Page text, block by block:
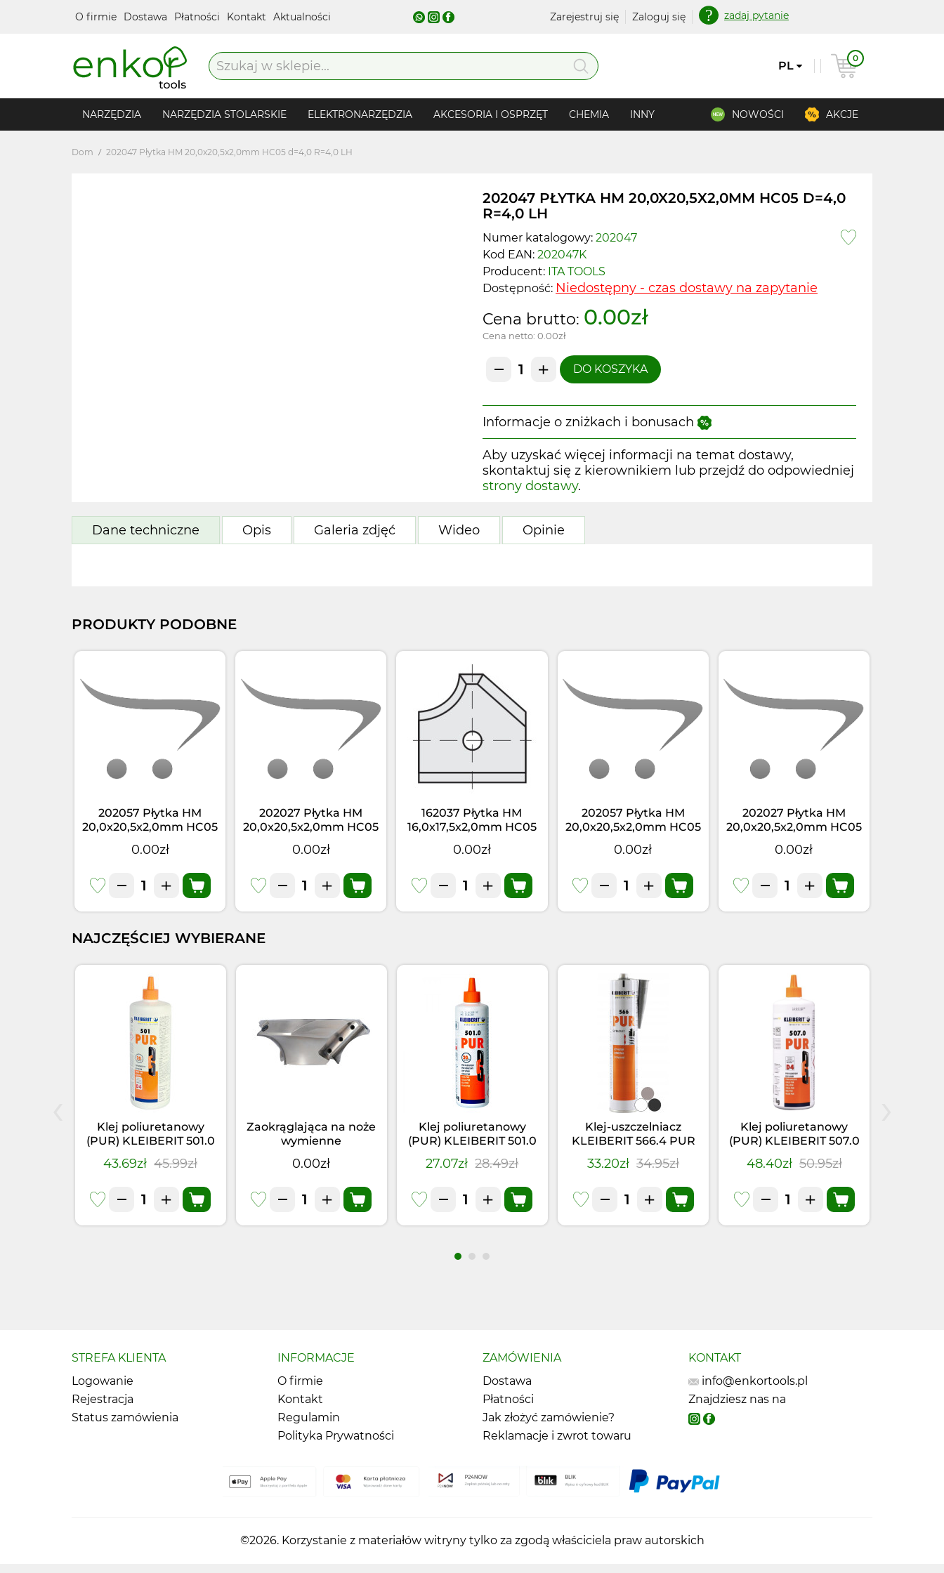
O firmie Dostawa Płatności Kontakt Aktualności Zarejestruj się Zaloguj się zadaj pytanie
PL
0
NARZĘDZIA NARZĘDZIA STOLARSKIE ELEKTRONARZĘDZIA AKCESORIA I OSPRZĘT CHEMIA INNY NOWOŚCI AKCJE
Dom 202047 Płytka HM 20,0x20,5x2,0mm HC05 d=4,0 R=4,0 LH
202047 PŁYTKA HM 20,0X20,5X2,0MM HC05 D=4,0
R=4,0 LH
Numer katalogowy: 202047
Kod EAN: 202047K
Producent: ITA TOOLS
Dostępność: Niedostępny - czas dostawy na zapytanie
Cena brutto: 0.00zł
Cena netto: 0.00zł
DO KOSZYKA
Informacje o zniżkach i bonusach
Aby uzyskać więcej informacji na temat dostawy,
skontaktuj się z kierownikiem lub przejdź do odpowiedniej
strony dostawy.
Dane techniczne Opis Galeria zdjęć Wideo Opinie
PRODUKTY PODOBNE
202057 Płytka HM
20,0x20,5x2,0mm HC05
d=4,0 R=5,0 LH
0.00zł
202027 Płytka HM
20,0x20,5x2,0mm HC05
d=4,0 R=2,0 LH
0.00zł
162037 Płytka HM
16,0x17,5x2,0mm HC05
d=4,0 R=3,0 LH
0.00zł
202057 Płytka HM
20,0x20,5x2,0mm HC05
d=4,0 R=5,0 LH
0.00zł
202027 Płytka HM
20,0x20,5x2,0mm HC05
d=4,0 R=2,0 LH
0.00zł
NAJCZĘŚCIEJ WYBIERANE
Klej poliuretanowy
(PUR) KLEIBERIT 501.0
(1kg)
43.69zł 45.99zł
Zaokrąglająca na noże
wymienne
0.00zł
Klej poliuretanowy
(PUR) KLEIBERIT 501.0
(0,5kg)
27.07zł 28.49zł
Klej-uszczelniacz
KLEIBERIT 566.4 PUR
Czarny (0,355kg)
33.20zł 34.95zł
Klej poliuretanowy
(PUR) KLEIBERIT 507.0
(1kg)
48.40zł 50.95zł
STREFA KLIENTA
Logowanie
Rejestracja
Status zamówienia
INFORMACJE
O firmie
Kontakt
Regulamin
Polityka Prywatności
ZAMÓWIENIA
Dostawa
Płatności
Jak złożyć zamówienie?
Reklamacje i zwrot towaru
KONTAKT
info@enkortools.pl
Znajdziesz nas na
©2026. Korzystanie z materiałów witryny tylko za zgodą właściciela praw autorskich